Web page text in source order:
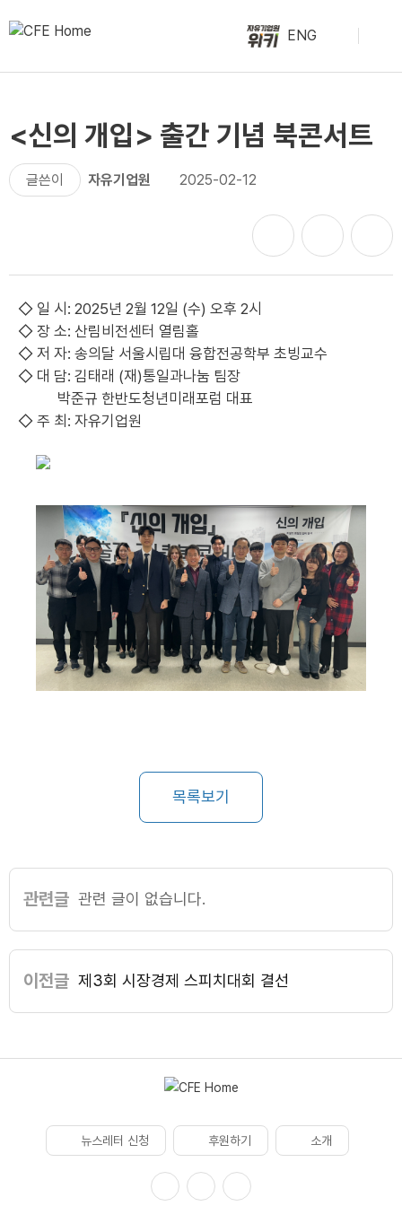
ENG
<신의 개입> 출간 기념 북콘서트
글쓴이 자유기업원 2025-02-12
◇ 일 시: 2025년 2월 12일 (수) 오후 2시
◇ 장 소: 산림비전센터 열림홀
◇ 저 자: 송의달 서울시립대 융합전공학부 초빙교수
◇ 대 담: 김태래 (재)통일과나눔 팀장
박준규 한반도청년미래포럼 대표
◇ 주 최: 자유기업원
목록보기
관련글 관련 글이 없습니다.
이전글 제3회 시장경제 스피치대회 결선
뉴스레터 신청 후원하기 소개